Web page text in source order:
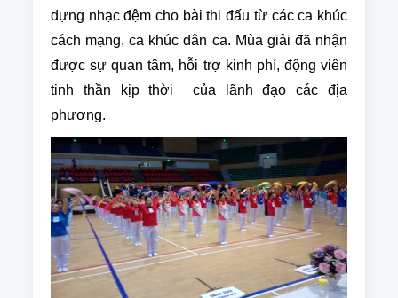
dựng nhạc đệm cho bài thi đấu từ các ca khúc
cách mạng, ca khúc dân ca. Mùa giải đã nhận
được sự quan tâm, hỗi trợ kinh phí, động viên
tinh thần kịp thời của lãnh đạo các địa
phương.